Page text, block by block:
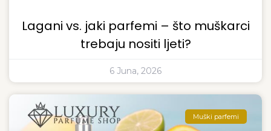
Lagani vs. jaki parfemi – što muškarci
trebaju nositi ljeti?
6 Juna, 2026
Muški parfemi